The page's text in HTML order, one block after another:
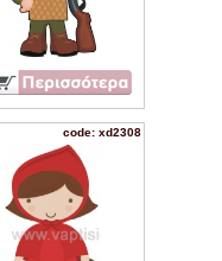
code: xd2308